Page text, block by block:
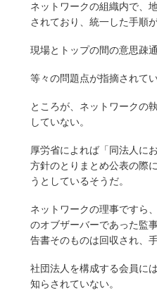
ネットワークの組織内で、
されており、統一した手順
現場とトップの間の意思疎
等々の問題点が指摘されてい
ところが、ネットワークの
していない。
厚労省によれば「同法人に
方針のとりまとめ公表の際
うとしているそうだ。
ネットワークの理事ですら
のオブザーバーであった監
告書そのものは回収され、
社団法人を構成する会員に
知らされていない。